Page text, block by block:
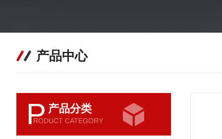
产品中心
P 产品分类
RODUCT CATEGORY